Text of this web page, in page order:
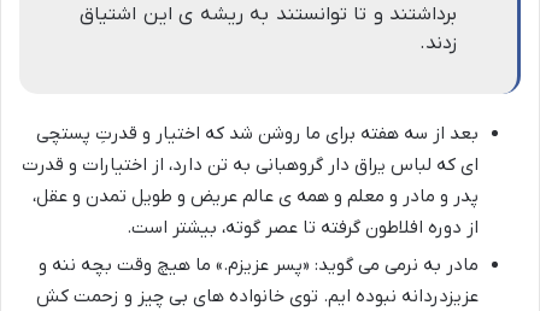
برداشتند و تا توانستند به ریشه ی این اشتیاق
زدند.
بعد از سه هفته برای ما روشن شد که اختیار و قدرتِ پستچی
ای که لباس یراق دار گروهبانی به تن دارد، از اختیارات و قدرت
پدر و مادر و معلم و همه ی عالم عریض و طویل تمدن و عقل،
از دوره افلاطون گرفته تا عصر گوته، بیشتر است.
مادر به نرمی می گوید: «پسر عزیزم.» ما هیچ وقت بچه ننه و
عزیزدردانه نبوده ایم. توی خانواده های بی چیز و زحمت کش